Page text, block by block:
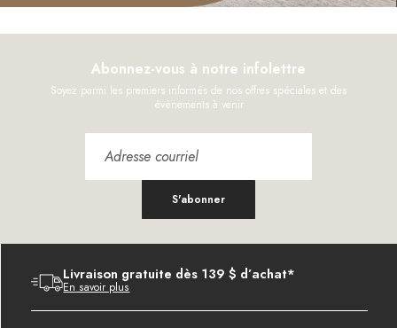
Abonnez-vous à notre infolettre
Soyez parmi les premiers informés de nos offres spéciales et des
évènements à venir
S'abonner
Livraison gratuite dès 139 $ d’achat*
En savoir plus